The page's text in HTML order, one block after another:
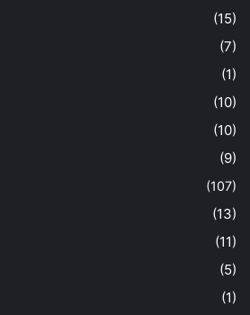
(15)
(7)
(1)
(10)
(10)
(9)
(107)
(13)
(11)
(5)
(1)